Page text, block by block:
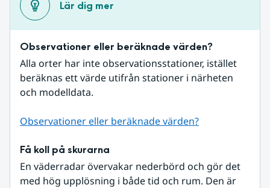
Lär dig mer
Observationer eller beräknade värden?
Alla orter har inte observationsstationer, istället
beräknas ett värde utifrån stationer i närheten
och modelldata.
Observationer eller beräknade värden?
Få koll på skurarna
En väderradar övervakar nederbörd och gör det
med hög upplösning i både tid och rum. Den är